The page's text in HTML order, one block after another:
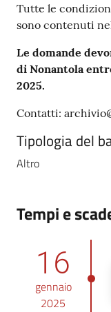
Tutte le
sono contenuti
Le domande
di Nonantola
2025.
Contatti:
Tipologia del
Altro
Tempi e
16
gennaio
2025